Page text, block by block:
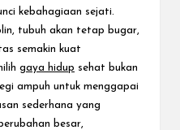
kebahagiaan sejati.
tubuh akan tetap bugar,
semakin kuat
gaya hidup sehat bukan
ampuh untuk menggapai
sederhana yang
besar,